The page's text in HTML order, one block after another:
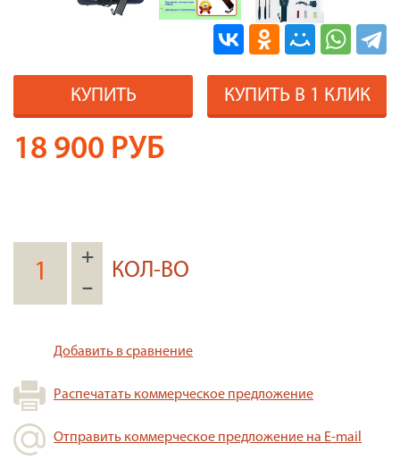
КУПИТЬ КУПИТЬ В 1 КЛИК
18 900 РУБ
+
–
КОЛ-ВО
Добавить в сравнение
Распечатать коммерческое предложение
Отправить коммерческое предложение на E-mail